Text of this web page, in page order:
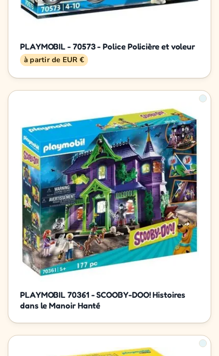
PLAYMOBIL - 70573 - Police Policière et voleur
à partir de EUR €
PLAYMOBIL 70361 - SCOOBY-DOO! Histoires
dans le Manoir Hanté